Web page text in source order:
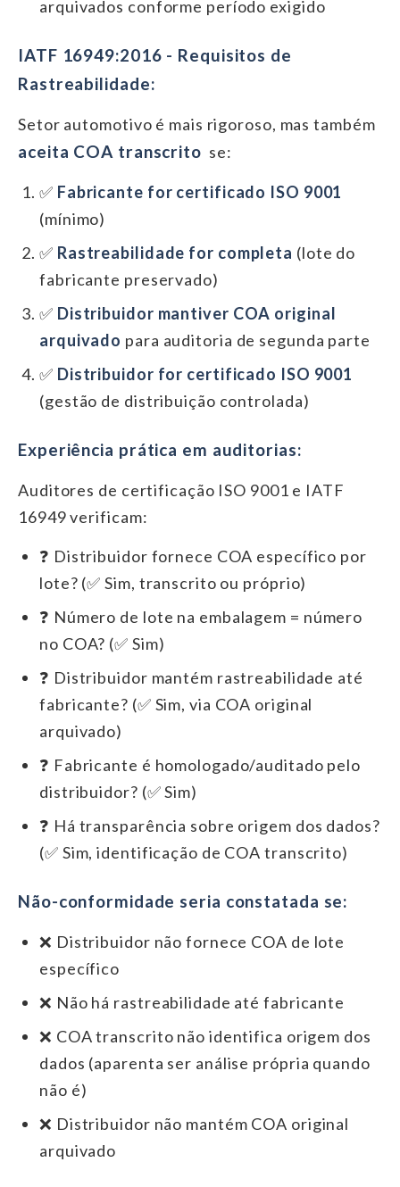
arquivados conforme período exigido
IATF 16949:2016 - Requisitos de
Rastreabilidade:
Setor automotivo é mais rigoroso, mas também
aceita COA transcrito se:
✅ Fabricante for certificado ISO 9001
(mínimo)
✅ Rastreabilidade for completa (lote do
fabricante preservado)
✅ Distribuidor mantiver COA original
arquivado para auditoria de segunda parte
✅ Distribuidor for certificado ISO 9001
(gestão de distribuição controlada)
Experiência prática em auditorias:
Auditores de certificação ISO 9001 e IATF
16949 verificam:
❓ Distribuidor fornece COA específico por
lote? (✅ Sim, transcrito ou próprio)
❓ Número de lote na embalagem = número
no COA? (✅ Sim)
❓ Distribuidor mantém rastreabilidade até
fabricante? (✅ Sim, via COA original
arquivado)
❓ Fabricante é homologado/auditado pelo
distribuidor? (✅ Sim)
❓ Há transparência sobre origem dos dados?
(✅ Sim, identificação de COA transcrito)
Não-conformidade seria constatada se:
❌ Distribuidor não fornece COA de lote
específico
❌ Não há rastreabilidade até fabricante
❌ COA transcrito não identifica origem dos
dados (aparenta ser análise própria quando
não é)
❌ Distribuidor não mantém COA original
arquivado